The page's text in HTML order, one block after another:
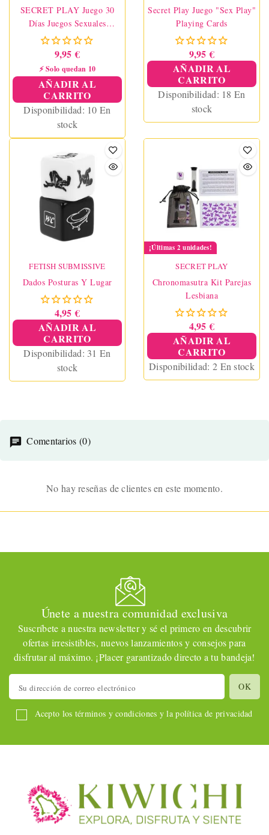
SECRET PLAY Juego 30
Días Juegos Sexuales
(ES/EN)
9,95 €
⚡ Solo quedan 10
AÑADIR AL
CARRITO
Disponibilidad: 10 En
stock
Secret Play Juego "Sex Play"
Playing Cards
9,95 €
AÑADIR AL
CARRITO
Disponibilidad: 18 En
stock
FETISH SUBMISSIVE
Dados Posturas Y Lugar
4,95 €
AÑADIR AL
CARRITO
Disponibilidad: 31 En
stock
¡Últimas 2 unidades!
SECRET PLAY
Chronomasutra Kit Parejas
Lesbiana
4,95 €
AÑADIR AL
CARRITO
Disponibilidad: 2 En stock
Comentarios (0)
No hay reseñas de clientes en este momento.
Únete a nuestra comunidad exclusiva
Suscríbete a nuestra newsletter y sé el primero en descubrir
ofertas irresistibles, nuevos lanzamientos y consejos para
disfrutar al máximo. ¡Placer garantizado directo a tu bandeja!
Acepto los términos y condiciones y la política de privacidad